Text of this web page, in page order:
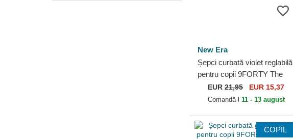
New Era
Șepci curbată violet reglabilă
pentru copii 9FORTY The
League de Los Angeles
Lakers NBA de New Era
EUR21,95 EUR 15,37
Comandă-l 11 - 13 august
COPIL